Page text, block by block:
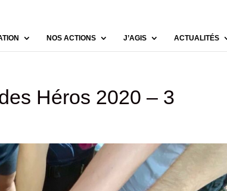
NOS ACTIONS J’AGIS ACTUALITÉS
Héros 2020 – 3